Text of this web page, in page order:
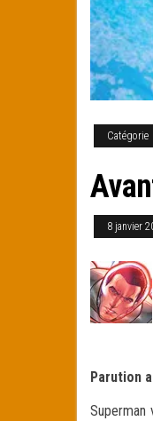
Catégorie
8 janvier
Parution
Superman